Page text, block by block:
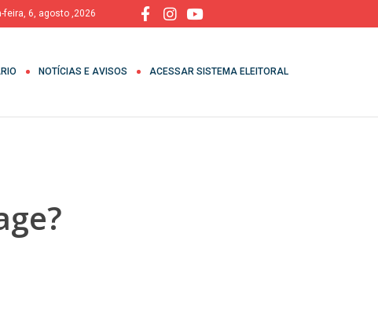
feira, 6, agosto ,2026
NOTÍCIAS E AVISOS ACESSAR SISTEMA ELEITORAL